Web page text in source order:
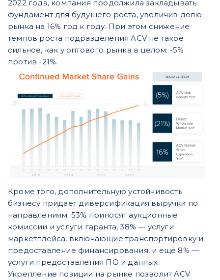
2022 года, компания продолжила закладывать
фундамент для будущего роста, увеличив долю
рынка на 16% год к году. При этом снижение
темпов роста подразделения ACV не такое
сильное, как у оптового рынка в целом: -5%
против -21%.
Кроме того, дополнительную устойчивость
бизнесу придает диверсификация выручки по
направлениям: 53% приносят аукционные
комиссии и услуги гаранта, 38% — услуги
маркетплейса, включающие транспортировку и
предоставление финансирования, и ещё 8% —
услуги предоставления ПО и данных.
Укрепление позиции на рынке позволит ACV